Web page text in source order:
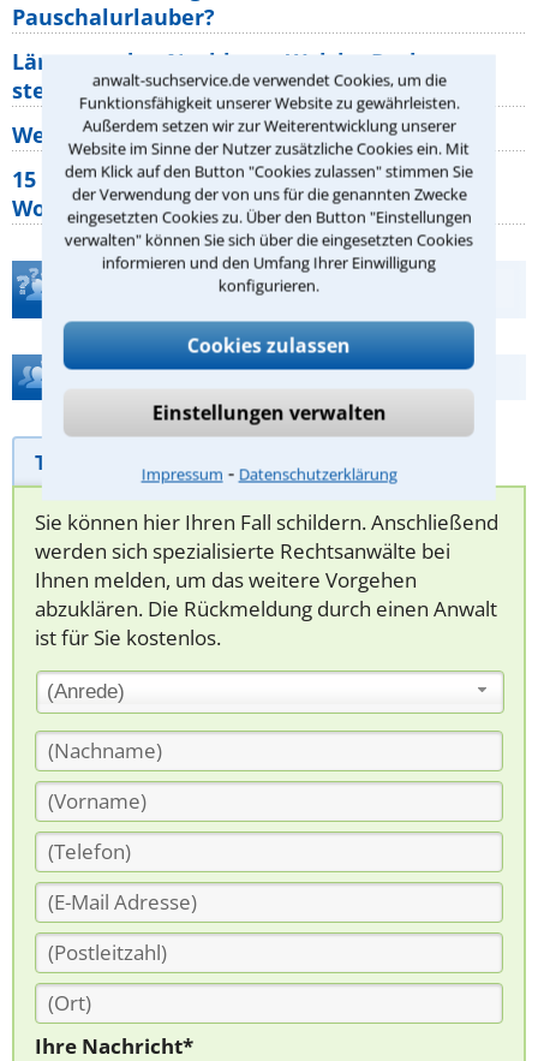
anwalt-suchservice.de verwendet Cookies, um die
Funktionsfähigkeit unserer Website zu gewährleisten.
Außerdem setzen wir zur Weiterentwicklung unserer
Website im Sinne der Nutzer zusätzliche Cookies ein. Mit
dem Klick auf den Button "Cookies zulassen" stimmen Sie
der Verwendung der von uns für die genannten Zwecke
eingesetzten Cookies zu. Über den Button "Einstellungen
verwalten" können Sie sich über die eingesetzten Cookies
informieren und den Umfang Ihrer Einwilligung
konfigurieren.
Cookies zulassen
Einstellungen verwalten
Impressum ⁃ Datenschutzerklärung
Pauschalurlauber?
Lärm von den Nachbarn: Welche Rechte
stehen mir zu?
Wer muss Zweitwohnungssteuer zahlen?
15 elementare Rechte, die jeder
Wohnungseigentümer kennen sollte
Teste Dein Rechtswissen
Hilfe bei Ihrer Anwaltsuche?
Telefonhilfe Beratungsanfrage
Sie können hier Ihren Fall schildern. Anschließend
werden sich spezialisierte Rechtsanwälte bei
Ihnen melden, um das weitere Vorgehen
abzuklären. Die Rückmeldung durch einen Anwalt
ist für Sie kostenlos.
(Anrede)
Ihre Nachricht*